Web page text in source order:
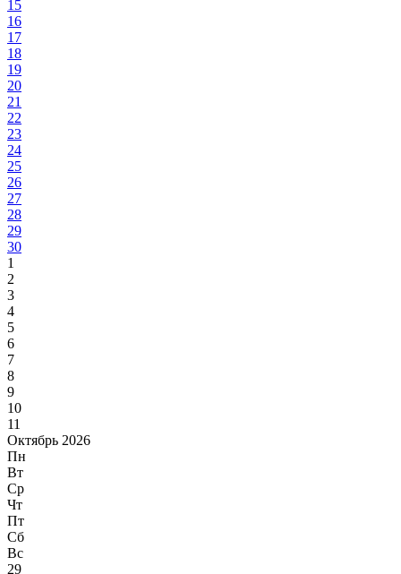
15
16
17
18
19
20
21
22
23
24
25
26
27
28
29
30
1
2
3
4
5
6
7
8
9
10
11
Октябрь 2026
Пн
Вт
Ср
Чт
Пт
Сб
Вс
29